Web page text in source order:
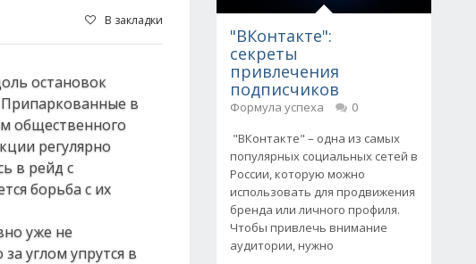
В закладки
остановок
в
общественного
регулярно
в рейд с
борьба с их
уже не
углом упрутся в
"ВКонтакте":
секреты
привлечения
подписчиков
Формула успеха
0
"ВКонтакте" – одна из самых
популярных социальных сетей в
России, которую можно
использовать для продвижения
бренда или личного профиля.
Чтобы привлечь внимание
аудитории, нужно